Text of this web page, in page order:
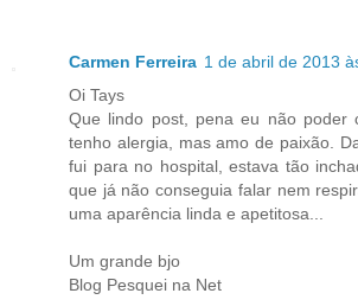
Carmen Ferreira 1 de abril de 2013
Oi Tays
Que lindo post, pena eu não poder
tenho alergia, mas amo de paixão.
fui para no hospital, estava tão
que já não conseguia falar nem
uma aparência linda e apetitosa...
Um grande bjo
Blog Pesquei na Net